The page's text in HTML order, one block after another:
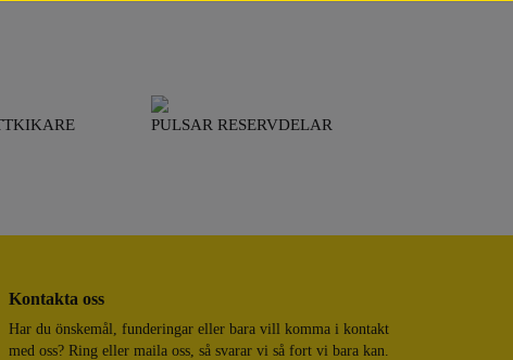
PULSAR RESERVDELAR
Kontakta oss
Har du önskemål, funderingar eller bara vill komma i kontakt
med oss? Ring eller maila oss, så svarar vi så fort vi bara kan.